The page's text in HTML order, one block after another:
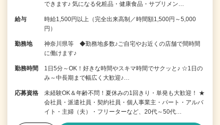
できます♪ 気になる化粧品・健康食品・サプリメン…
給与
時給1,500円以上（完全出来高制／時間額1,500円～5,000
円）
勤務地
神奈川県等 ◆勤務地多数♪ご自宅やお近くの店舗で間時間
に働けます♪
勤務時間
1日5分～OK！好きな時間やスキマ時間でサクッと♪ ☆1日の
み～中長期まで幅広く大歓迎♪…
応募資格
未経験OK＆年齢不問！夏休みの1回きり・単発も大歓迎！ ★
会社員・派遣社員・契約社員・個人事業主・パート・アルバ
イト・主婦（夫）・フリーターなど、20代～50代…